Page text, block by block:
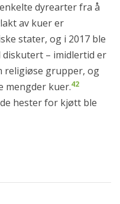
dyrearter fra å
av kuer er
stater, og i 2017 ble
– imidlertid er
religiøse grupper, og
mengder kuer.42
hester for kjøtt ble